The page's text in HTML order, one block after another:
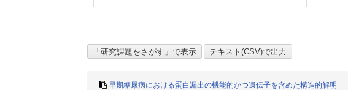
早期糖尿病における蛋白漏出の機能的かつ遺伝子を含めた構造的解明